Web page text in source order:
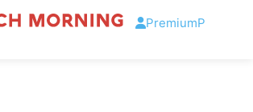
PremiumP